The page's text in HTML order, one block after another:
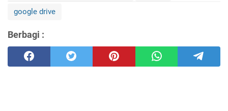
google drive
Berbagi :